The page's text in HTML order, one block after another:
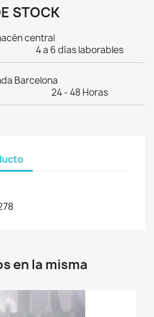
STOCK
central
4 a 6 días laborables
Barcelona
24 - 48 Horas
en la misma